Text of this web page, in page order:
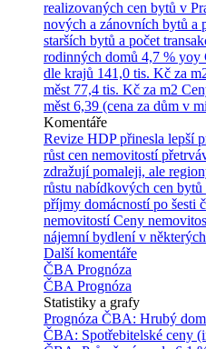
realizovaných cen bytů v
nových a zánovních bytů a
starších bytů a počet
rodinných domů 4,7 % yoy
dle krajů 141,0 tis. Kč za
měst 77,4 tis. Kč za m2
měst 6,39 (cena za dům v
Komentáře
Revize HDP přinesla lepší
růst cen nemovitostí
zdražují pomaleji, ale
růstu nabídkových cen
příjmy domácností po šesti
nemovitostí Ceny
nájemní bydlení v
Další komentáře
ČBA Prognóza
ČBA Prognóza
Statistiky a grafy
Prognóza ČBA: Hrubý
ČBA: Spotřebitelské ceny